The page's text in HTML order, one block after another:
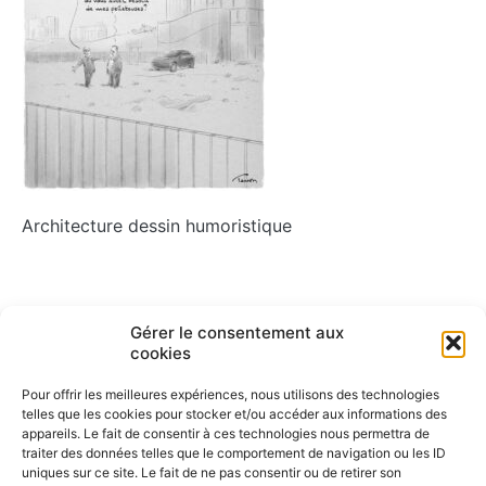
Gérer le consentement aux
cookies
Pour offrir les meilleures expériences, nous utilisons des technologies
telles que les cookies pour stocker et/ou accéder aux informations des
appareils. Le fait de consentir à ces technologies nous permettra de
traiter des données telles que le comportement de navigation ou les ID
uniques sur ce site. Le fait de ne pas consentir ou de retirer son
Architecture dessin humoristique
Navigation
de
l’article
ARTICLE PRÉCÉDENT